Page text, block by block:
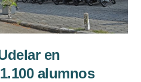
en
alumnos